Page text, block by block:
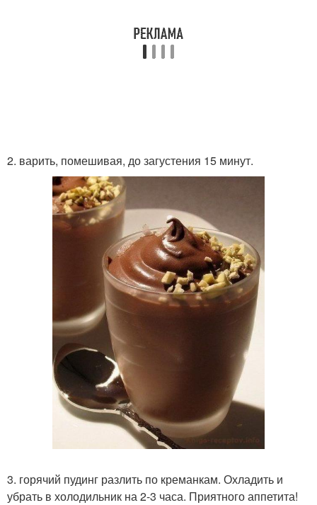
2. варить, помешивая, до загустения 15 минут.
3. горячий пудинг разлить по креманкам. Охладить и
убрать в холодильник на 2-3 часа. Приятного аппетита!